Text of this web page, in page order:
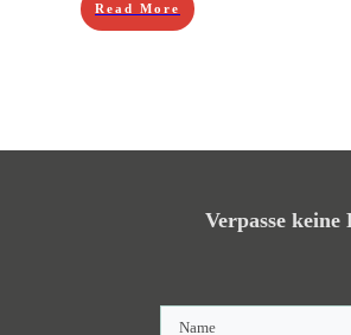
Read More
Verpasse keine